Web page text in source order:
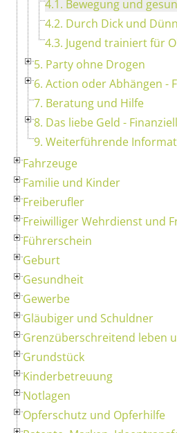
4.1. Bewegung und
4.2. Durch Dick und
4.3. Jugend trainiert für
5. Party ohne Drogen
6. Action oder Abhängen -
7. Beratung und Hilfe
8. Das liebe Geld -
9. Weiterführende
Fahrzeuge
Familie und Kinder
Freiberufler
Freiwilliger Wehrdienst und
Führerschein
Geburt
Gesundheit
Gewerbe
Gläubiger und Schuldner
Grenzüberschreitend leben
Grundstück
Kinderbetreuung
Notlagen
Opferschutz und Opferhilfe